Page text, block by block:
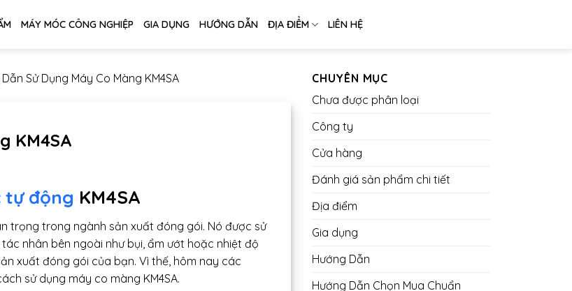
MÁY MÓC CÔNG NGHIỆP GIA DỤNG HƯỚNG DẪN ĐỊA ĐIỂM LIÊN HỆ
Sử Dụng Máy Co Màng KM4SA
KM4SA
tự động KM4SA
trọng trong ngành sản xuất đóng gói. Nó được sử
nhân bên ngoài như bụi, ẩm ướt hoặc nhiệt độ
xuất đóng gói của bạn. Vì thế, hôm nay các
sử dụng máy co màng KM4SA.
CHUYÊN MỤC
Chưa được phân loại
Công ty
Cửa hàng
Đánh giá sản phẩm chi tiết
Địa điểm
Gia dụng
Hướng Dẫn
Hướng Dẫn Chọn Mua Chuẩn